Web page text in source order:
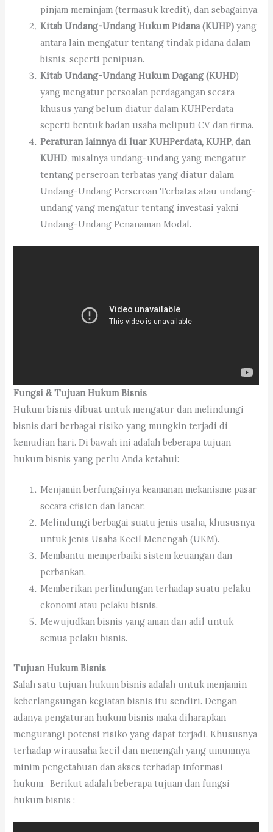
pinjam meminjam (termasuk kredit), dan sebagainya.
Kitab Undang-Undang Hukum Pidana (KUHP) yang
antara lain mengatur tentang tindak pidana dalam
bisnis, seperti penipuan.
Kitab Undang-Undang Hukum Dagang (KUHD)
yang mengatur persoalan perdagangan secara
khusus yang belum diatur dalam KUHPerdata
seperti bentuk badan usaha meliputi CV dan firma.
Peraturan lainnya di luar KUHPerdata, KUHP, dan
KUHD, misalnya undang-undang yang mengatur
tentang perseroan terbatas yang diatur dalam
Undang-Undang Perseroan Terbatas atau undang-
undang yang mengatur tentang investasi yakni
Undang-Undang Penanaman Modal.
Fungsi & Tujuan Hukum Bisnis
Hukum bisnis dibuat untuk mengatur dan melindungi
bisnis dari berbagai risiko yang mungkin terjadi di
kemudian hari. Di bawah ini adalah beberapa tujuan
hukum bisnis yang perlu Anda ketahui:
Menjamin berfungsinya keamanan mekanisme pasar
secara efisien dan lancar.
Melindungi berbagai suatu jenis usaha, khususnya
untuk jenis Usaha Kecil Menengah (UKM).
Membantu memperbaiki sistem keuangan dan
perbankan.
Memberikan perlindungan terhadap suatu pelaku
ekonomi atau pelaku bisnis.
Mewujudkan bisnis yang aman dan adil untuk
semua pelaku bisnis.
Tujuan Hukum Bisnis
Salah satu tujuan hukum bisnis adalah untuk menjamin
keberlangsungan kegiatan bisnis itu sendiri. Dengan
adanya pengaturan hukum bisnis maka diharapkan
mengurangi potensi risiko yang dapat terjadi. Khususnya
terhadap wirausaha kecil dan menengah yang umumnya
minim pengetahuan dan akses terhadap informasi
hukum. Berikut adalah beberapa tujuan dan fungsi
hukum bisnis :